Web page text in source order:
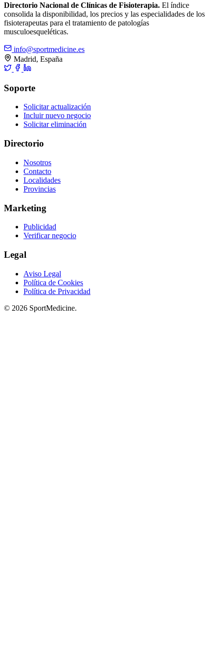
Directorio Nacional de Clínicas de Fisioterapia. El índice
consolida la disponibilidad, los precios y las especialidades de los
fisioterapeutas para el tratamiento de patologías
musculoesqueléticas.
info@sportmedicine.es
Madrid, España
Soporte
Solicitar actualización
Incluir nuevo negocio
Solicitar eliminación
Directorio
Nosotros
Contacto
Localidades
Provincias
Marketing
Publicidad
Verificar negocio
Legal
Aviso Legal
Política de Cookies
Política de Privacidad
© 2026 SportMedicine.